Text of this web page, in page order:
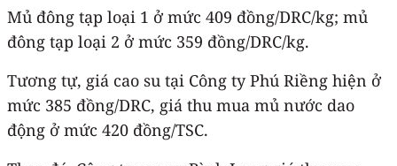
Mủ đông tạp loại 1 ở mức 409 đồng/DRC/kg; mủ
đông tạp loại 2 ở mức 359 đồng/DRC/kg.
Tương tự, giá cao su tại Công ty Phú Riềng hiện ở
mức 385 đồng/DRC, giá thu mua mủ nước dao
động ở mức 420 đồng/TSC.